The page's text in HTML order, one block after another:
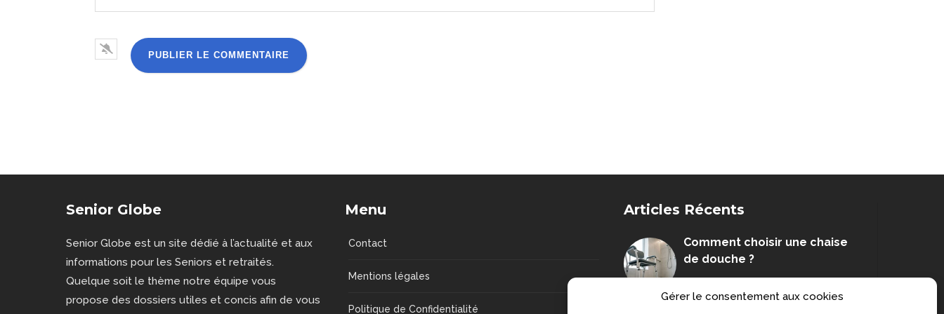
Gérer le consentement aux cookies
Senior Globe
Senior Globe est un site dédié à l’actualité et aux
informations pour les Seniors et retraités.
Quelque soit le thème notre équipe vous
propose des dossiers utiles et concis afin de vous
Menu
Contact
Mentions légales
Politique de Confidentialité
Articles Récents
Comment choisir une chaise
de douche ?